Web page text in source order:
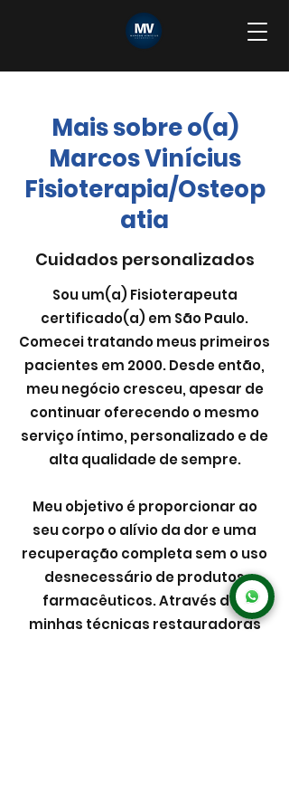
Mais sobre o(a)
Marcos Vinícius
Fisioterapia/Osteop
atia
Cuidados personalizados
Sou um(a) Fisioterapeuta
certificado(a) em São Paulo.
Comecei tratando meus primeiros
pacientes em 2000. Desde então,
meu negócio cresceu, apesar de
continuar oferecendo o mesmo
serviço íntimo, personalizado e de
alta qualidade de sempre.
Meu objetivo é proporcionar ao
seu corpo o alívio da dor e uma
recuperação completa sem o uso
desnecessário de produtos
farmacêuticos. Através das
minhas técnicas restauradoras